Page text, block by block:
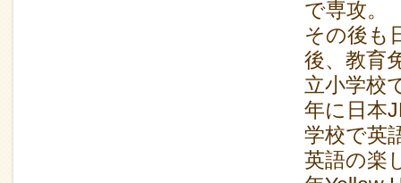
で専攻。
その後も
後、教育
立小学校
年に日本
学校で英
英語の楽